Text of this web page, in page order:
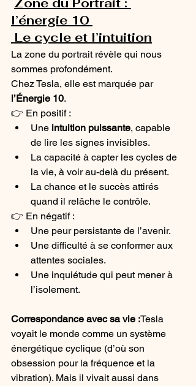
l’énergie 10
Le cycle et l’intuition
La zone du portrait révèle qui nous
sommes profondément.
Chez Tesla, elle est marquée par
l’Énergie 10.
👉 En positif :
Une intuition puissante, capable
de lire les signes invisibles.
La capacité à capter les cycles de
la vie, à voir au-delà du présent.
La chance et le succès attirés
quand il relâche le contrôle.
👉 En négatif :
Une peur persistante de l’avenir.
Une difficulté à se conformer aux
attentes sociales.
Une inquiétude qui peut mener à
l’isolement.
Correspondance avec sa vie :Tesla
voyait le monde comme un système
énergétique cyclique (d’où son
obsession pour la fréquence et la
vibration). Mais il vivait aussi dans